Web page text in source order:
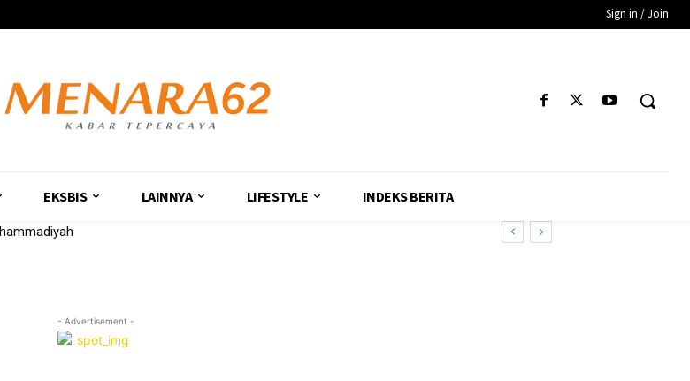
Sign in / Join
EKSBIS LAINNYA LIFESTYLE INDEKS BERITA
- Advertisement -